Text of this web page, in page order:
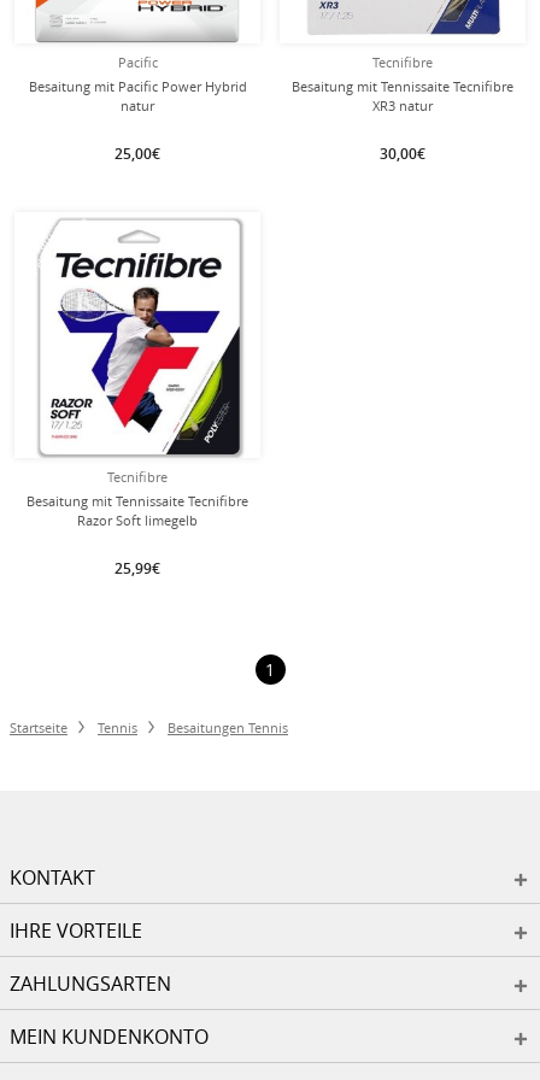
Pacific
Besaitung mit Pacific Power Hybrid
natur
25,00€
Tecnifibre
Besaitung mit Tennissaite Tecnifibre
XR3 natur
30,00€
Tecnifibre
Besaitung mit Tennissaite Tecnifibre
Razor Soft limegelb
25,99€
Besaitung
mit dieser Saite
1
Startseite Tennis Besaitungen Tennis
KONTAKT
IHRE VORTEILE
ZAHLUNGSARTEN
MEIN KUNDENKONTO